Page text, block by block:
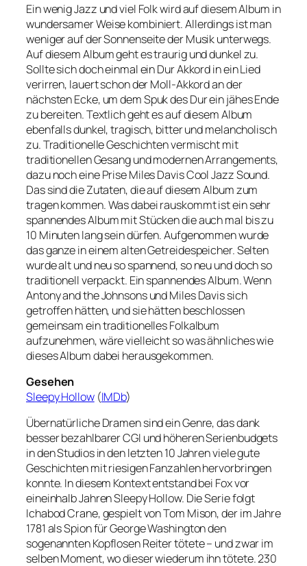
Ein wenig Jazz und viel Folk wird auf diesem Album in
wundersamer Weise kombiniert. Allerdings ist man
weniger auf der Sonnenseite der Musik unterwegs.
Auf diesem Album geht es traurig und dunkel zu.
Sollte sich doch einmal ein Dur Akkord in ein Lied
verirren, lauert schon der Moll-Akkord an der
nächsten Ecke, um dem Spuk des Dur ein jähes Ende
zu bereiten. Textlich geht es auf diesem Album
ebenfalls dunkel, tragisch, bitter und melancholisch
zu. Traditionelle Geschichten vermischt mit
traditionellen Gesang und modernen Arrangements,
dazu noch eine Prise Miles Davis Cool Jazz Sound.
Das sind die Zutaten, die auf diesem Album zum
tragen kommen. Was dabei rauskommt ist ein sehr
spannendes Album mit Stücken die auch mal bis zu
10 Minuten lang sein dürfen. Aufgenommen wurde
das ganze in einem alten Getreidespeicher. Selten
wurde alt und neu so spannend, so neu und doch so
traditionell verpackt. Ein spannendes Album. Wenn
Antony and the Johnsons und Miles Davis sich
getroffen hätten, und sie hätten beschlossen
gemeinsam ein traditionelles Folkalbum
aufzunehmen, wäre vielleicht so was ähnliches wie
dieses Album dabei herausgekommen.
Gesehen
Sleepy Hollow(IMDb)
Übernatürliche Dramen sind ein Genre, das dank
besser bezahlbarer CGI und höheren Serienbudgets
in den Studios in den letzten 10 Jahren viele gute
Geschichten mit riesigen Fanzahlen hervorbringen
konnte. In diesem Kontext entstand bei Fox vor
eineinhalb Jahren Sleepy Hollow. Die Serie folgt
Ichabod Crane, gespielt von Tom Mison, der im Jahre
1781 als Spion für George Washington den
sogenannten Kopflosen Reiter tötete – und zwar im
selben Moment, wo dieser wiederum ihn tötete. 230